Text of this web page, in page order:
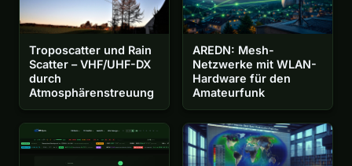
Troposcatter und Rain
Scatter – VHF/UHF-DX
durch
Atmosphärenstreuung
AREDN: Mesh-
Netzwerke mit WLAN-
Hardware für den
Amateurfunk